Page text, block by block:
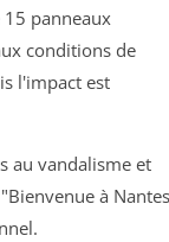
panneaux
conditions de
l'impact est
au vandalisme et
à